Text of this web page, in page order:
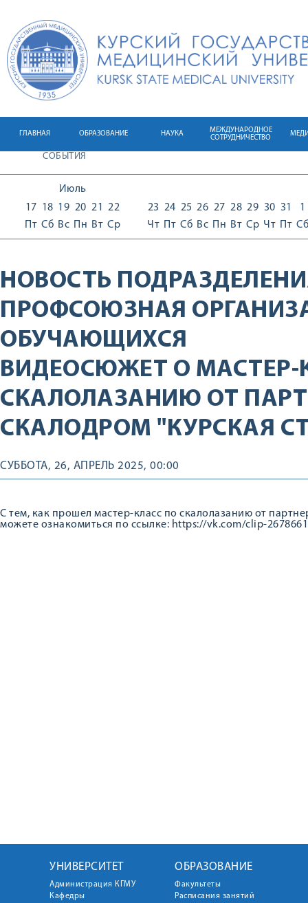
ГЛАВНАЯ ОБРАЗОВАНИЕ НАУКА
МЕЖДУНАРОДНОЕ
СОТРУДНИЧЕСТВО
СОБЫТИЯ
Июль
17
Пт
18
Сб
19
Вс
20
Пн
21
Вт
22
Ср
23
Чт
24
Пт
25
Сб
26
Вс
27
Пн
28
Вт
29
Ср
30
Чт
31
Пт
1
Сб
НОВОСТЬ
ПРОФСОЮЗНАЯ
ОБУЧАЮЩИХСЯ
ВИДЕОСЮЖЕТ О МАСТЕР-
СКАЛОЛАЗАНИЮ ОТ
СКАЛОДРОМ "КУРСКАЯ
СУББОТА, 26, АПРЕЛЬ 2025, 00:00
С тем, как прошел мастер-класс по скалолазанию от
можете ознакомиться по ссылке: https://vk.com/clip-
УНИВЕРСИТЕТ
Администрация КГМУ
Кафедры
ОБРАЗОВАНИЕ
Факультеты
Расписания занятий